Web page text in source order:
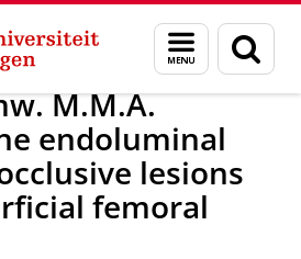
Menu
en
zoeken
M.M.A.
endoluminal
lesions
femoral